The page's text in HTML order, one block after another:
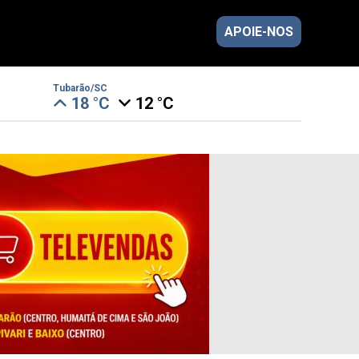
APOIE-NOS
Tubarão/SC
18 °C 12 °C